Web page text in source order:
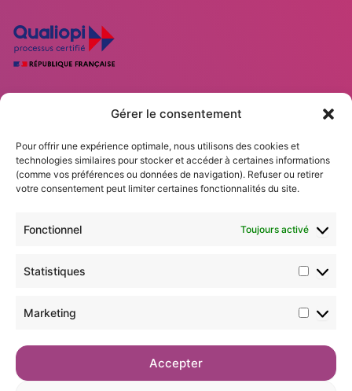
Gérer le consentement
Pour offrir une expérience optimale, nous utilisons des cookies et
technologies similaires pour stocker et accéder à certaines informations
(comme vos préférences ou données de navigation). Refuser ou retirer
votre consentement peut limiter certaines fonctionnalités du site.
Fonctionnel Toujours activé
Statistiques
Marketing
Accepter
Nos solutions DISC
Calendrier des formations
Accompagnements
Blog
en raison des modalités pédagogiques utilisées, certaines adaptations peuvent être
d’étudier ensemble les possibilités d’adaptation. Contactez- nous pour connaître les
modalités d'accès.